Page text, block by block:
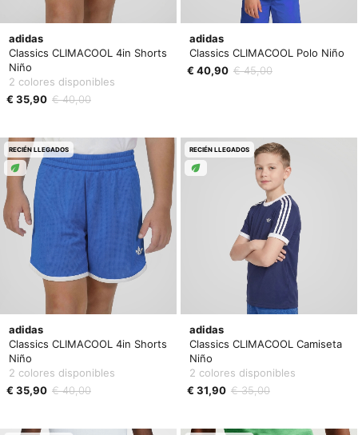
adidas
Classics CLIMACOOL 4in Shorts
Niño
2 colores disponibles
€ 35,90 € 40,00
adidas
Classics CLIMACOOL Polo Niño
€ 40,90 € 45,00
adidas
Classics CLIMACOOL 4in Shorts
Niño
2 colores disponibles
€ 35,90 € 40,00
RECIÉN LLEGADOS
adidas
Classics CLIMACOOL Camiseta
Niño
2 colores disponibles
€ 31,90 € 35,00
RECIÉN LLEGADOS